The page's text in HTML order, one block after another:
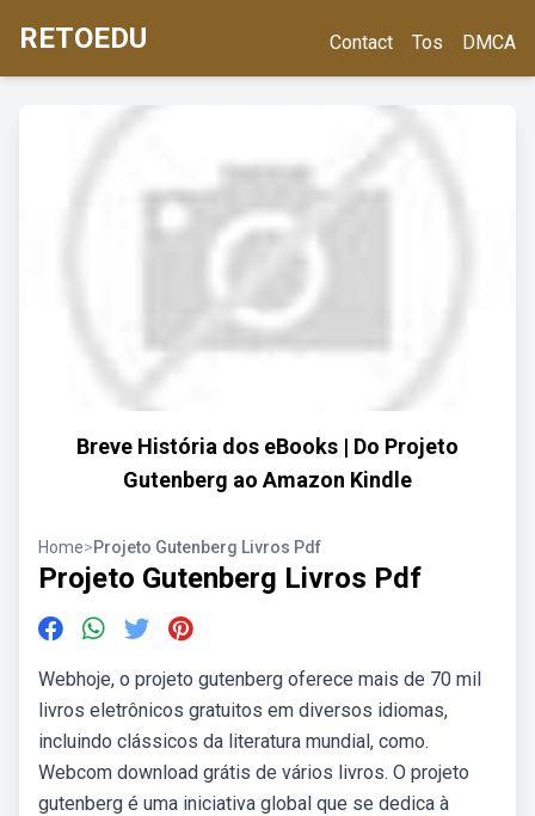
RETOEDU Contact Tos DMCA
Breve História dos eBooks | Do Projeto
Gutenberg ao Amazon Kindle
Home>Projeto Gutenberg Livros Pdf
Projeto Gutenberg Livros Pdf
Webhoje, o projeto gutenberg oferece mais de 70 mil
livros eletrônicos gratuitos em diversos idiomas,
incluindo clássicos da literatura mundial, como.
Webcom download grátis de vários livros. O projeto
gutenberg é uma iniciativa global que se dedica à